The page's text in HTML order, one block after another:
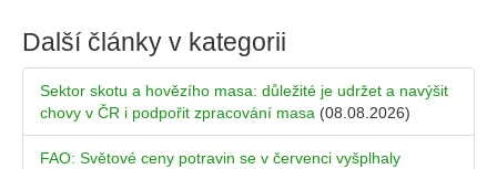
Další články v kategorii
Sektor skotu a hovězího masa: důležité je udržet a navýšit
chovy v ČR i podpořit zpracování masa (08.08.2026)
FAO: Světové ceny potravin se v červenci vyšplhaly